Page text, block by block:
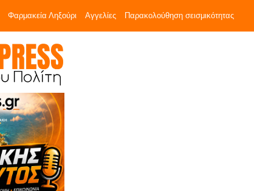
Φαρμακεία Ληξούρι Αγγελίες Παρακολούθηση σεισμικότητας